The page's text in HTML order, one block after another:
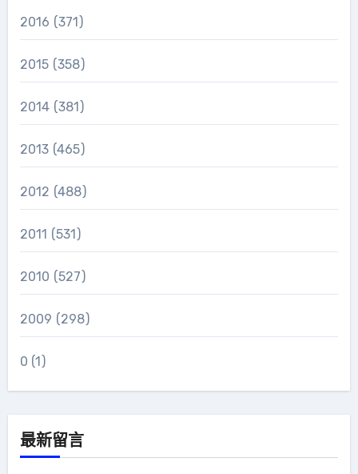
2016 (371)
2015 (358)
2014 (381)
2013 (465)
2012 (488)
2011 (531)
2010 (527)
2009 (298)
0 (1)
最新留言